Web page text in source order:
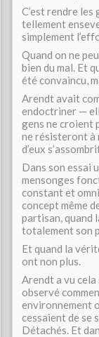
C’est rendre
tellement
simplement
Quand on ne
bien du mal. Et
été convaincu,
Arendt avait
endoctriner —
gens ne croient
ne résisteront à
d’eux
Dans son essai
mensonges
constant et
concept même
partisan, quand
totalement son
Et quand la
ont non plus.
Arendt a vu cela
observé
environnement
cessaient de se
Détachés. Et